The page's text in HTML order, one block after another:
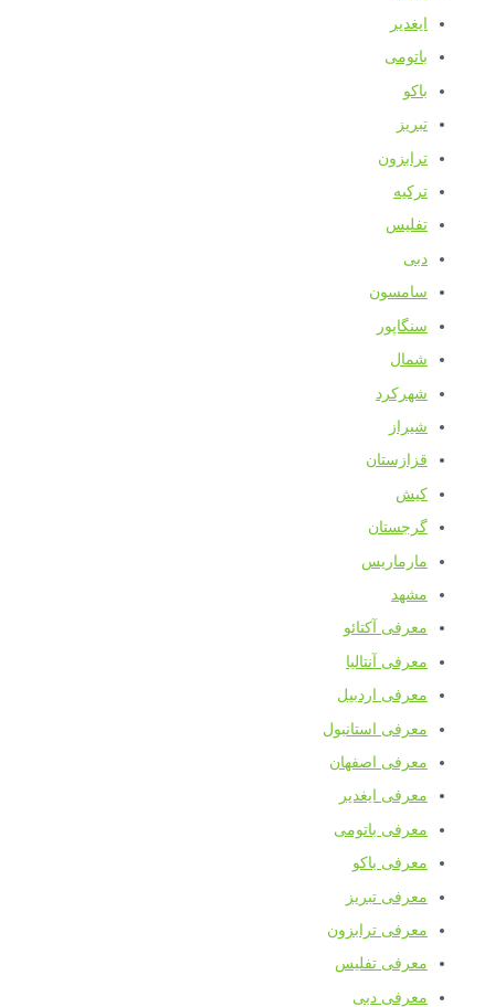
ایغدیر
باتومی
باکو
تبریز
ترابزون
ترکیه
تفلیس
دبی
سامسون
سنگاپور
شمال
شهرکرد
شیراز
قزازستان
کیش
گرجستان
مارماریس
مشهد
معرفی آکتائو
معرفی آنتالیا
معرفی اردبیل
معرفی استانبول
معرفی اصفهان
معرفی ایغدیر
معرفی باتومی
معرفی باکو
معرفی تبریز
معرفی ترابزون
معرفی تفلیس
معرفی دبی